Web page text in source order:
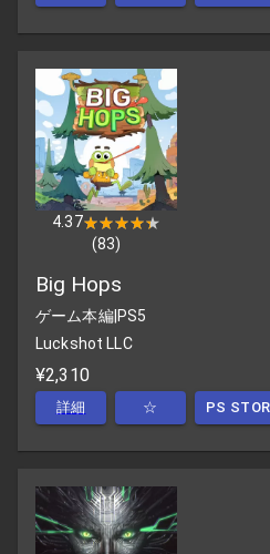
4.37★★★★★
★★★★★
(83)
Big Hops
ゲーム本編| PS5
Luckshot LLC
¥2,310
詳細 ☆ PS